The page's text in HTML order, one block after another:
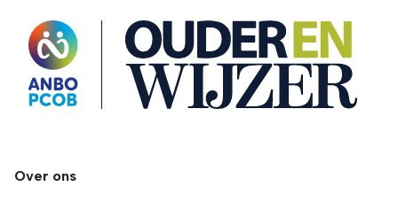
OuderENwijzer
Over ons